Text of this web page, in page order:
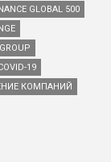
GLOBAL 500
19
КОМПАНИЙ